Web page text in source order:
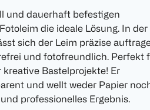
und dauerhaft befestigen
die ideale Lösung. In der
sich der Leim präzise
und fotofreundlich. Perfekt
kreative Bastelprojekte! Er
und wellt weder Papier
professionelles Ergebnis.